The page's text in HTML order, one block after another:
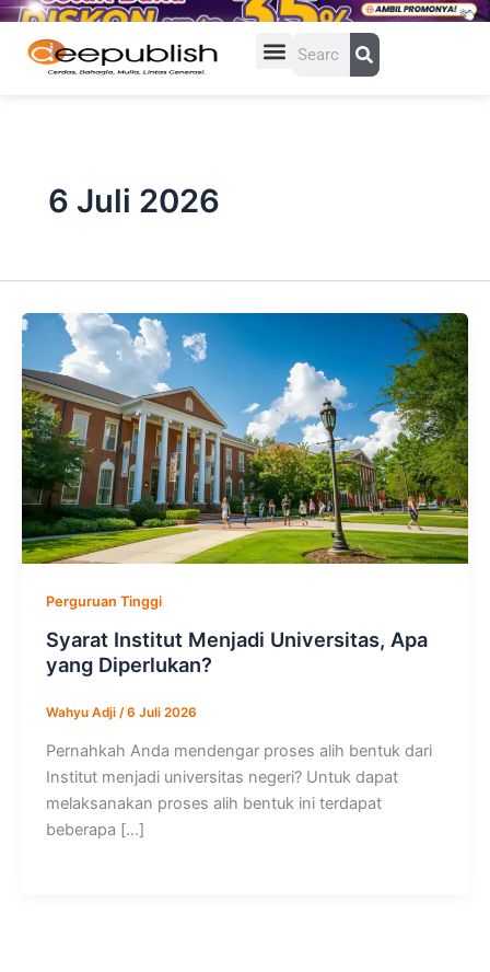
Lewati
konten
6 Juli 2026
Perguruan Tinggi
Syarat Institut Menjadi Universitas, Apa
yang Diperlukan?
Wahyu Adji /6 Juli 2026
Pernahkah Anda mendengar proses alih bentuk dari
Institut menjadi universitas negeri? Untuk dapat
melaksanakan proses alih bentuk ini terdapat
beberapa […]